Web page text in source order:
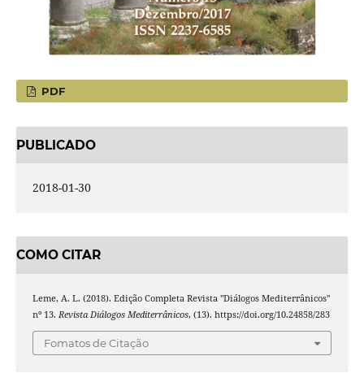
PDF
PUBLICADO
2018-01-30
COMO CITAR
Leme, A. L. (2018). Edição Completa Revista "Diálogos Mediterrânicos"
nº 13. Revista Diálogos Mediterrânicos, (13). https://doi.org/10.24858/283
Fomatos de Citação